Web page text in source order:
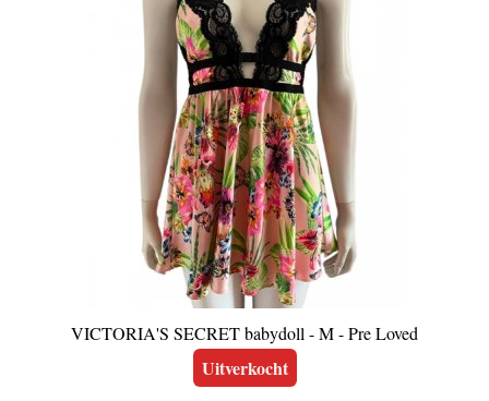
VICTORIA'S SECRET babydoll - M - Pre Loved
Uitverkocht